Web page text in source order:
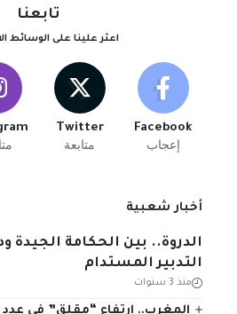
تابعنا
اعثر علينا على الوسائط
Facebook
إعجاب
Twitter
متابعة
أخبار شعبية
الدروة.. بين الحكامة الجيدة
التدبير المستدام
منذ 3 سنوات
المغرب.. ارتفاع “مقلق” في